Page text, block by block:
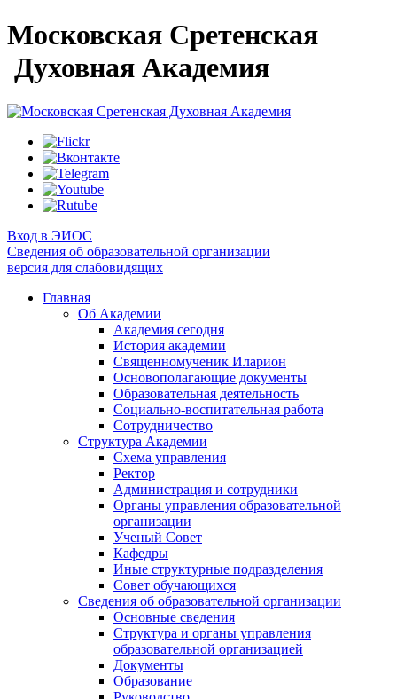
Московская Сретенская
Духовная Академия
Вход в ЭИОС
Сведения об образовательной организации
версия для слабовидящих
Главная
Об Академии
Академия сегодня
История академии
Священномученик Иларион
Основополагающие документы
Образовательная деятельность
Социально-воспитательная работа
Сотрудничество
Структура Академии
Схема управления
Ректор
Администрация и сотрудники
Органы управления образовательной
организации
Ученый Совет
Кафедры
Иные структурные подразделения
Совет обучающихся
Сведения об образовательной организации
Основные сведения
Структура и органы управления
образовательной организацией
Документы
Образование